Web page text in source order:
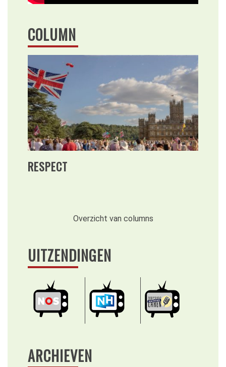
COLUMN
RESPECT
Overzicht van columns
UITZENDINGEN
ARCHIEVEN